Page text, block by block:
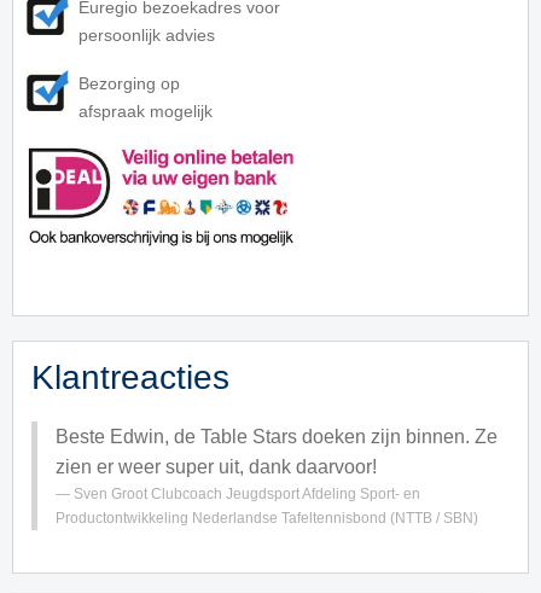
Euregio bezoekadres voor
persoonlijk advies
Bezorging op
afspraak mogelijk
Klantreacties
Beste Edwin, de Table Stars doeken zijn binnen. Ze
zien er weer super uit, dank daarvoor!
Sven Groot Clubcoach Jeugdsport Afdeling Sport- en
Productontwikkeling Nederlandse Tafeltennisbond (NTTB / SBN)